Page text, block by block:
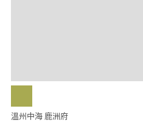
溫州中海 鹿洲府